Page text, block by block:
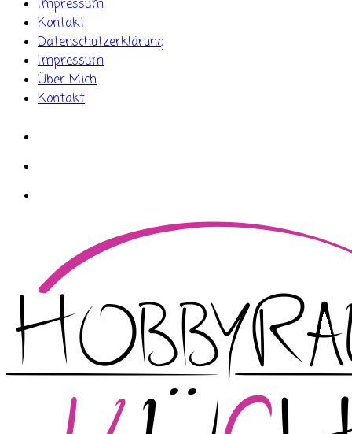
Impressum
Kontakt
Datenschutzerklärung
Impressum
Über Mich
Kontakt